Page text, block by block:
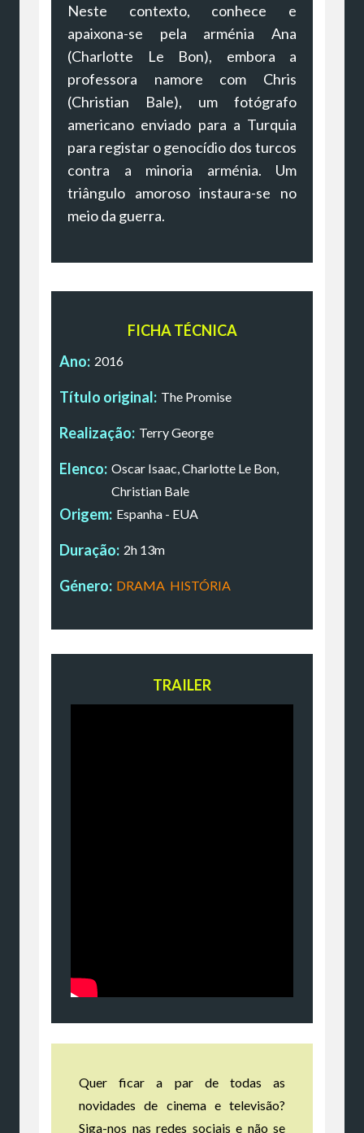
Neste contexto, conhece e
apaixona-se pela arménia Ana
(Charlotte Le Bon), embora a
professora namore com Chris
(Christian Bale), um fotógrafo
americano enviado para a Turquia
para registar o genocídio dos turcos
contra a minoria arménia. Um
triângulo amoroso instaura-se no
meio da guerra.
FICHA TÉCNICA
Ano: 2016
Título original: The Promise
Realização: Terry George
Elenco: Oscar Isaac, Charlotte Le Bon,
Christian Bale
Origem: Espanha - EUA
Duração: 2h 13m
Género: DRAMA HISTÓRIA
TRAILER
Quer ficar a par de todas as
novidades de cinema e televisão?
Siga-nos nas redes sociais e não se